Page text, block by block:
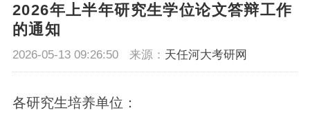
2026年上半年研究生学位论文答辩工作
的通知
2026-05-13 09:26:50 来源： 天任河大考研网
各研究生培养单位：